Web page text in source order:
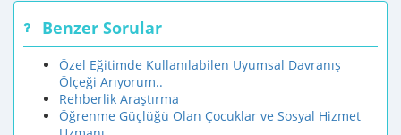
Benzer Sorular
Özel Eğitimde Kullanılabilen Uyumsal Davranış
Ölçeği Arıyorum..
Rehberlik Araştırma
Öğrenme Güçlüğü Olan Çocuklar ve Sosyal Hizmet